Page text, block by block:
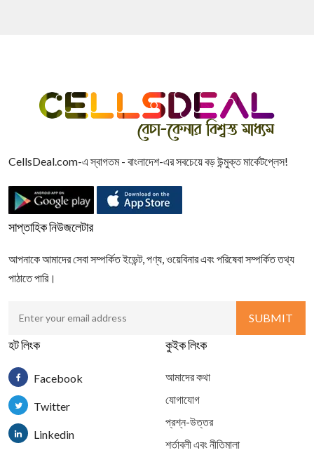
CellsDeal.com-এ স্বাগতম - বাংলাদেশ-এর সবচেয়ে বড় উন্মুক্ত মার্কেটপ্লেস!
সাপ্তাহিক নিউজলেটার
আপনাকে আমাদের সেবা সম্পর্কিত ইভেন্ট, পণ্য, ওয়েবিনার এবং পরিষেবা সম্পর্কিত তথ্য
পাঠাতে পারি।
হট লিংক
Facebook
Twitter
Linkedin
কুইক লিংক
আমাদের কথা
যোগাযোগ
প্রশ্ন-উত্তর
শর্তাবলী এবং নীতিমালা